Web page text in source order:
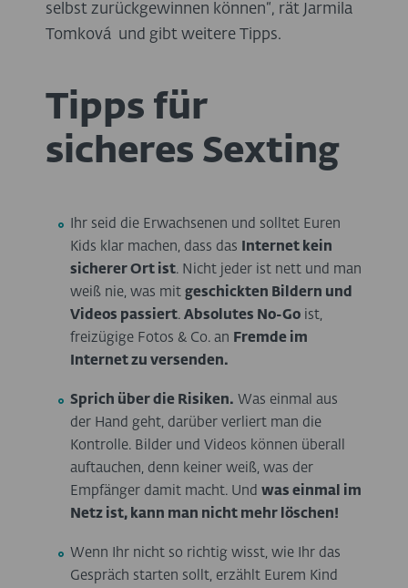
selbst zurückgewinnen können“, rät Jarmila
Tomková und gibt weitere Tipps.
Tipps für
sicheres Sexting
Ihr seid die Erwachsenen und solltet Euren
Kids klar machen, dass das
Internet kein
sicherer Ort ist. Nicht jeder ist nett und man
weiß nie, was mitgeschickten Bildern und
Videos passiert.Absolutes No-Go ist,
freizügige Fotos & Co. an Fremde im
Internet zu versenden.
Sprich über die Risiken. Was einmal aus
der Hand geht, darüber verliert man die
Kontrolle. Bilder und Videos können überall
auftauchen, denn keiner weiß, was der
Empfänger damit macht. Undwas einmal im
Netz ist, kann man nicht mehr löschen!
Wenn Ihr nicht so richtig wisst, wie Ihr das
Gespräch starten sollt, erzählt Eurem Kind